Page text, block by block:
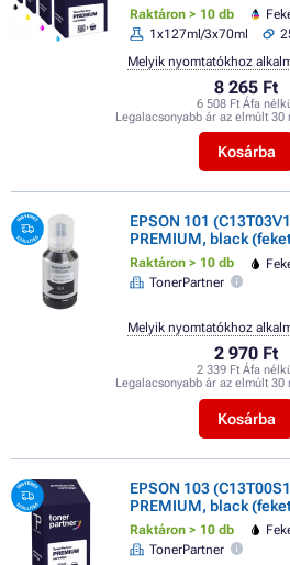
Raktáron > 10 db
1x127ml/3x70ml
8 265 Ft
6 508 Ft Áfa
Legalacsonyabb ár az elmúlt 30
Kosárba
Melyik nyomtatókhoz
EPSON 101
PREMIUM, black
Raktáron > 10 db
TonerPartner
2 970 Ft
2 339 Ft Áfa
Legalacsonyabb ár az elmúlt 30
Kosárba
Melyik nyomtatókhoz
EPSON 103
PREMIUM, black
Raktáron > 10 db
TonerPartner